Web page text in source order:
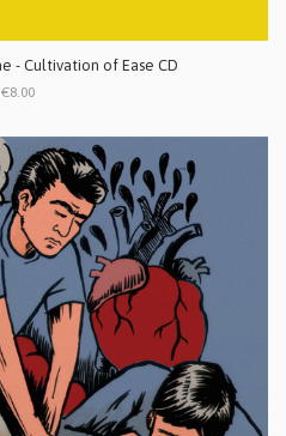
- Cultivation of Ease CD
€8.00